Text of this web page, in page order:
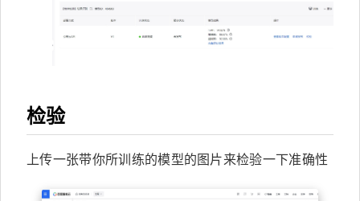
检验
上传一张带你所训练的模型的图片来检验一下准确性